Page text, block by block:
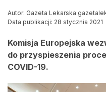
Autor: Gazeta Lekarska
Data publikacji: 28 stycznia 2021
Komisja Europejska
do przyspieszenia
COVID-19.